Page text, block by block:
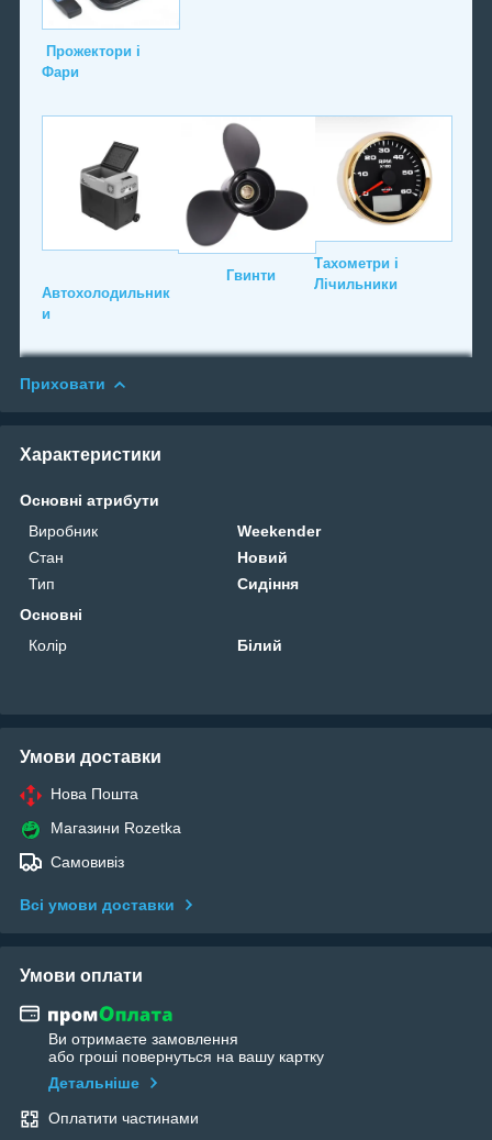
Прожектори і
Фари
Автохолодильник
и
Гвинти
Тахометри і
Лічильники
Приховати
Характеристики
Основні атрибути
Виробник
Weekender
Стан
Новий
Тип
Сидіння
Основні
Колір
Білий
Умови доставки
Нова Пошта
Магазини Rozetka
Самовивіз
Всі умови доставки
Умови оплати
Ви отримаєте замовлення
або гроші повернуться на вашу картку
Детальніше
Оплатити частинами